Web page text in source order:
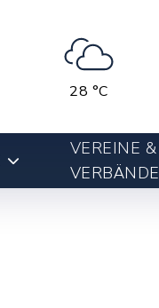
28 °C
VEREINE &
VERBÄNDE